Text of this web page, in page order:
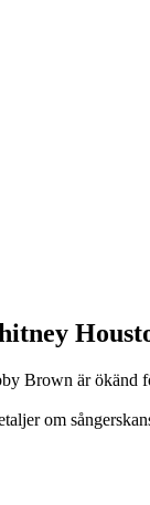
Brown är ökänd
om